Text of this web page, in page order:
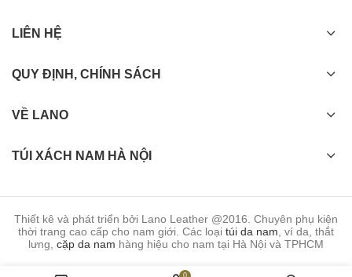
LIÊN HỆ
QUY ĐỊNH, CHÍNH SÁCH
VỀ LANO
TÚI XÁCH NAM HÀ NỘI
Thiết kê và phát triển bởi Lano Leather @2016. Chuyên phụ kiện
thời trang cao cấp cho nam giới. Các loại túi da nam, ví da, thắt
lưng, cặp da nam hàng hiệu cho nam tại Hà Nội và TPHCM
0